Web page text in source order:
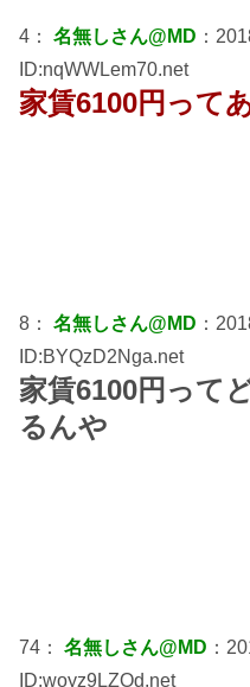
4： 名無しさん@MD ：
ID:nqWWLem70.net
家賃6100円って
8： 名無しさん@MD ：
ID:BYQzD2Nga.net
家賃6100円って
るんや
74： 名無しさん@MD ：
ID:woyz9LZOd.net